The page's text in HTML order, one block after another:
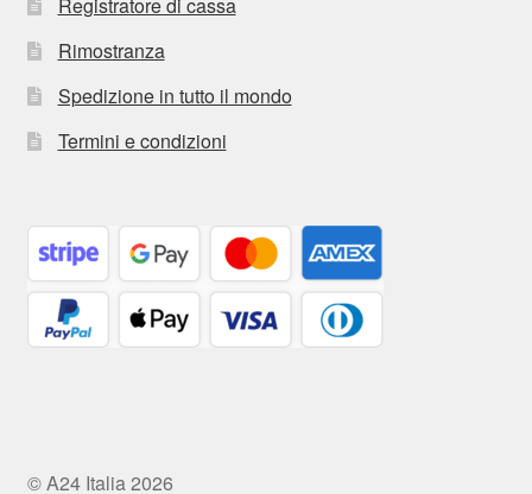
Registratore di cassa
Rimostranza
Spedizione in tutto il mondo
Termini e condizioni
© A24 Italia 2026